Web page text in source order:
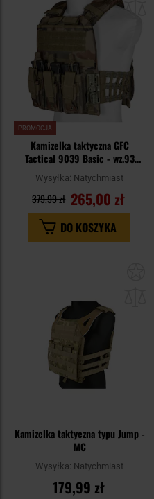
PROMOCJA
Kamizelka taktyczna GFC
Tactical 9039 Basic - wz.93
Pantera PL Woodland
Wysyłka: Natychmiast
265,00 zł
379,99 zł
DO KOSZYKA
Kamizelka taktyczna typu Jump -
MC
Wysyłka: Natychmiast
179,99 zł